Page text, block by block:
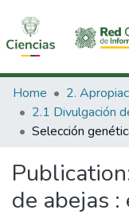
Communities &
All of DSpace
Home
de abejas